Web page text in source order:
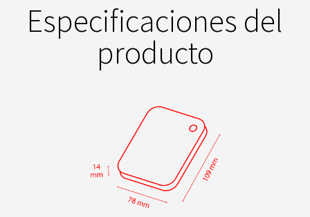
Especificaciones del
producto